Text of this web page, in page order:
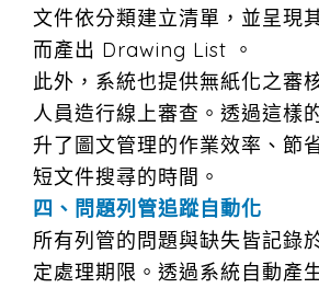
文件依分類建立清單，並呈現
而產出 Drawing List 。
此外，系統也提供無紙化之審
人員造行線上審查。透過這樣
升了圖文管理的作業效率、節
短文件搜尋的時間。
四、問題列管追蹤自動化
所有列管的問題與缺失皆記錄
定處理期限。透過系統自動產